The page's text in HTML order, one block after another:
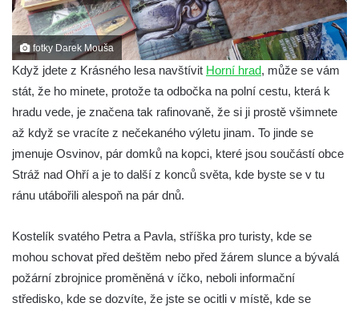
fotky Darek Mouša
Když jdete z Krásného lesa navštívit Horní hrad, může se vám
stát, že ho minete, protože ta odbočka na polní cestu, která k
hradu vede, je značena tak rafinovaně, že si ji prostě všimnete
až když se vracíte z nečekaného výletu jinam. To jinde se
jmenuje Osvinov, pár domků na kopci, které jsou součástí obce
Stráž nad Ohří a je to další z konců světa, kde byste se v tu
ránu utábořili alespoň na pár dnů.
Kostelík svatého Petra a Pavla, stříška pro turisty, kde se
mohou schovat před deštěm nebo před žárem slunce a bývalá
požární zbrojnice proměněná v íčko, neboli informační
středisko, kde se dozvíte, že jste se ocitli v místě, kde se